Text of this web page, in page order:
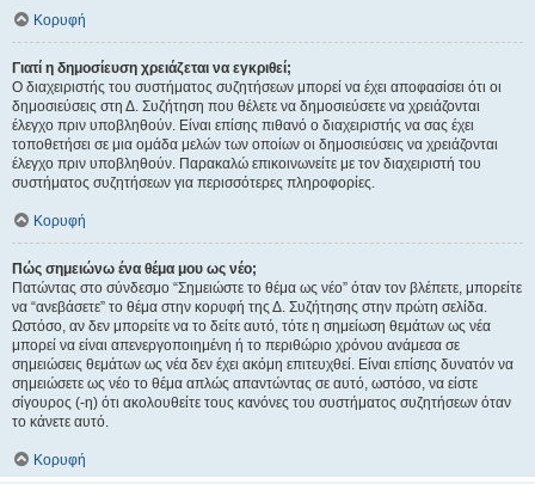
Κορυφή
Γιατί η δημοσίευση χρειάζεται να εγκριθεί;
Ο διαχειριστής του συστήματος συζητήσεων μπορεί να έχει αποφασίσει ότι οι
δημοσιεύσεις στη Δ. Συζήτηση που θέλετε να δημοσιεύσετε να χρειάζονται
έλεγχο πριν υποβληθούν. Είναι επίσης πιθανό ο διαχειριστής να σας έχει
τοποθετήσει σε μια ομάδα μελών των οποίων οι δημοσιεύσεις να χρειάζονται
έλεγχο πριν υποβληθούν. Παρακαλώ επικοινωνείτε με τον διαχειριστή του
συστήματος συζητήσεων για περισσότερες πληροφορίες.
Κορυφή
Πώς σημειώνω ένα θέμα μου ως νέο;
Πατώντας στο σύνδεσμο “Σημειώστε το θέμα ως νέο” όταν τον βλέπετε, μπορείτε
να “ανεβάσετε” το θέμα στην κορυφή της Δ. Συζήτησης στην πρώτη σελίδα.
Ωστόσο, αν δεν μπορείτε να το δείτε αυτό, τότε η σημείωση θεμάτων ως νέα
μπορεί να είναι απενεργοποιημένη ή το περιθώριο χρόνου ανάμεσα σε
σημειώσεις θεμάτων ως νέα δεν έχει ακόμη επιτευχθεί. Είναι επίσης δυνατόν να
σημειώσετε ως νέο το θέμα απλώς απαντώντας σε αυτό, ωστόσο, να είστε
σίγουρος (-η) ότι ακολουθείτε τους κανόνες του συστήματος συζητήσεων όταν
το κάνετε αυτό.
Κορυφή